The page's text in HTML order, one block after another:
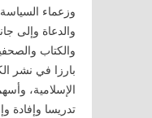
وزعماء
والدعاة وإلى
والكتاب
بارزا في نشر
الإسلامية،
تدريسا وإفادة